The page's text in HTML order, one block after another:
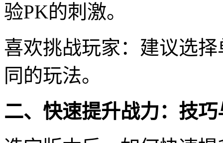
验PK的刺激。
喜欢挑战玩家：建议选
同的玩法。
二、快速提升战力：技巧